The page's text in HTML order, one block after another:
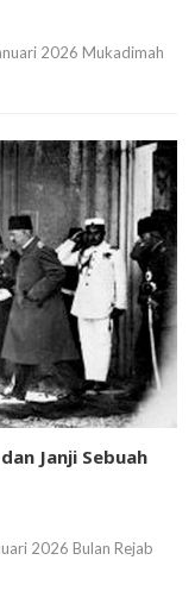
2026 Mukadimah
Janji Sebuah
2026 Bulan Rejab